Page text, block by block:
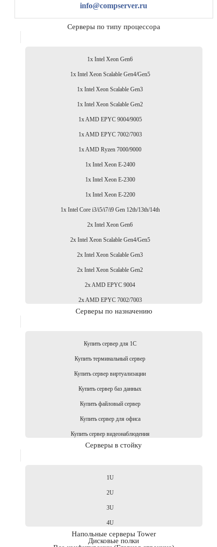
info@compserver.ru
Серверы по типу процессора
1x Intel Xeon Gen6
1x Intel Xeon Scalable Gen4/Gen5
1x Intel Xeon Scalable Gen3
1x Intel Xeon Scalable Gen2
1x AMD EPYC 9004/9005
1x AMD EPYC 7002/7003
1x AMD Ryzen 7000/9000
1x Intel Xeon E-2400
1x Intel Xeon E-2300
1x Intel Xeon E-2200
1x Intel Core i3/i5/i7/i9 Gen 12th/13th/14th
2x Intel Xeon Gen6
2x Intel Xeon Scalable Gen4/Gen5
2x Intel Xeon Scalable Gen3
2x Intel Xeon Scalable Gen2
2x AMD EPYC 9004
2x AMD EPYC 7002/7003
Серверы по назначению
Купить сервер для 1С
Купить терминальный сервер
Купить сервер виртуализации
Купить сервер баз данных
Купить файловый сервер
Купить сервер для офиса
Купить сервер видеонаблюдения
Серверы в стойку
1U
2U
3U
4U
Напольные серверы Tower
Дисковые полки